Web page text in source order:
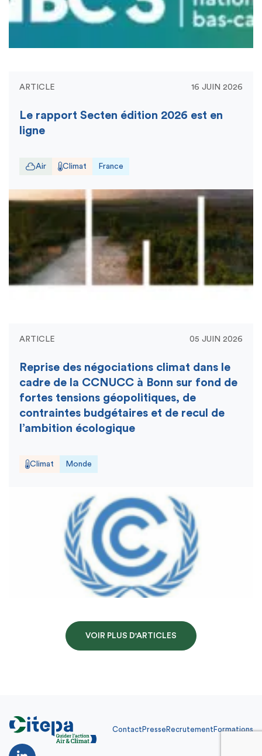
ARTICLE 16 JUIN 2026
Le rapport Secten édition 2026 est en
ligne
Air Climat France
ARTICLE 05 JUIN 2026
Reprise des négociations climat dans le
cadre de la CCNUCC à Bonn sur fond de
fortes tensions géopolitiques, de
contraintes budgétaires et de recul de
l’ambition écologique
Climat Monde
VOIR PLUS D'ARTICLES
Contact Presse Recrutement Formations